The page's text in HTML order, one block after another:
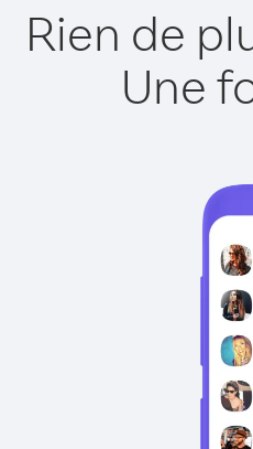
Rien de
Une